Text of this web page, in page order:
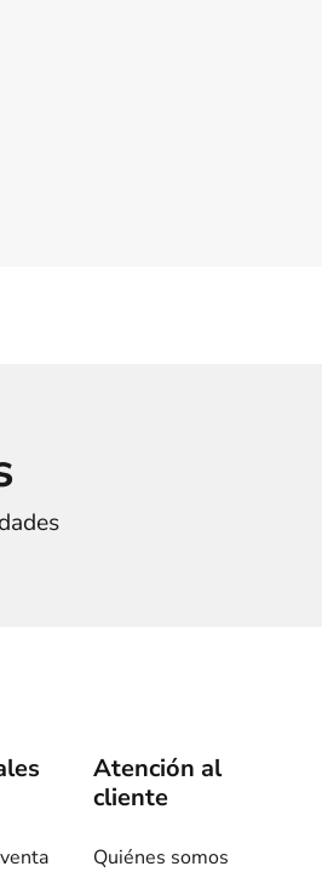
Atención al
cliente
Quiénes somos